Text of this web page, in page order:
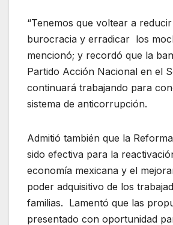
“Tenemos que voltear a
burocracia y erradicar los
mencionó; y recordó que la
Partido Acción Nacional en el
continuará trabajando para
sistema de anticorrupción.
Admitió también que la
sido efectiva para la
economía mexicana y el
poder adquisitivo de los
familias. Lamentó que las
presentado con oportunidad